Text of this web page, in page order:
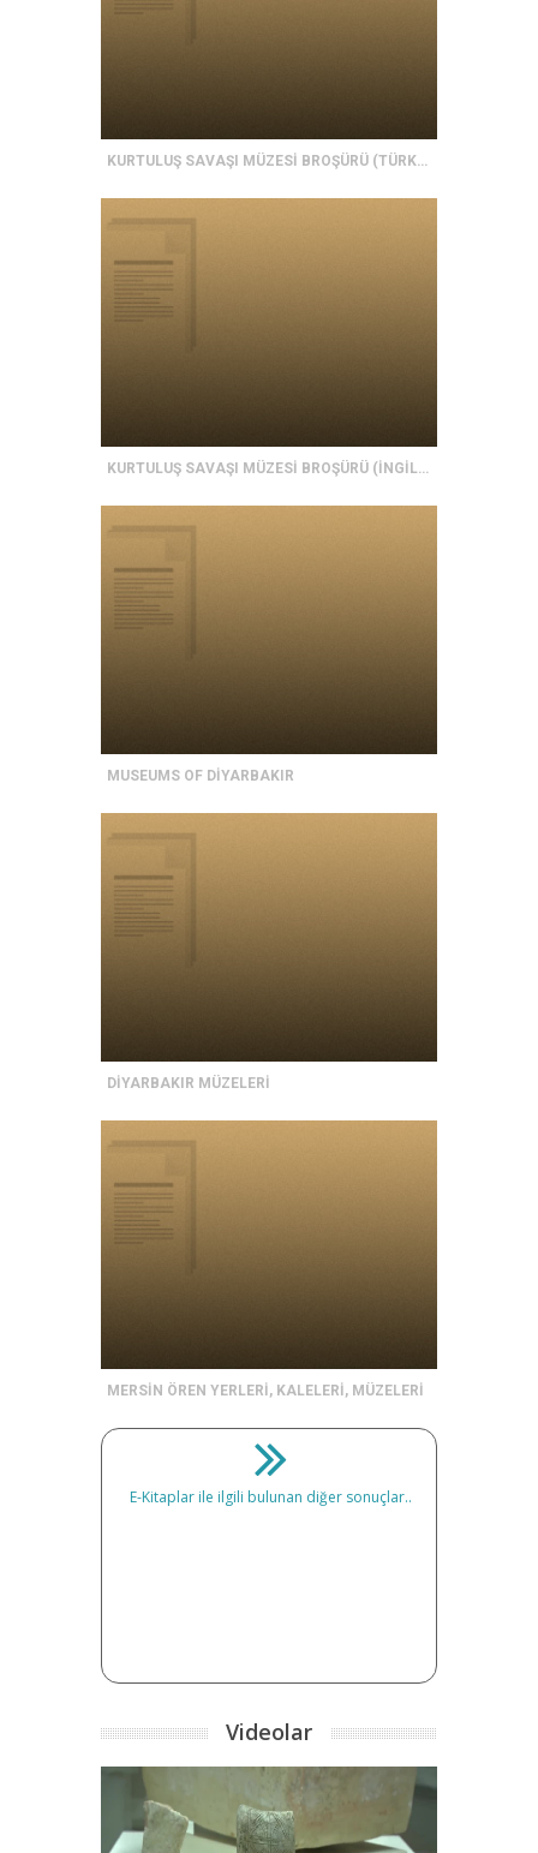
KURTULUŞ SAVAŞI MÜZESİ BROŞÜRÜ (TÜRKÇE)
KURTULUŞ SAVAŞI MÜZESİ BROŞÜRÜ (İNGİLİZCE)
MUSEUMS OF DİYARBAKIR
DİYARBAKIR MÜZELERİ
MERSİN ÖREN YERLERİ, KALELERİ, MÜZELERİ
E-Kitaplar ile ilgili bulunan diğer sonuçlar..
Videolar